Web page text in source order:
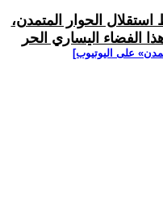
استقلال الحوار المتمدن،
الفضاء اليساري الحر
على اليوتيوب]